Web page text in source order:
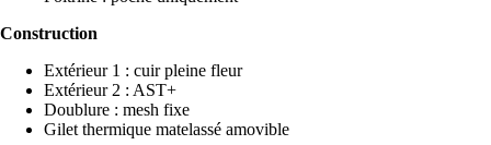
Construction
Extérieur 1 : cuir pleine fleur
Extérieur 2 : AST+
Doublure : mesh fixe
Gilet thermique matelassé amovible